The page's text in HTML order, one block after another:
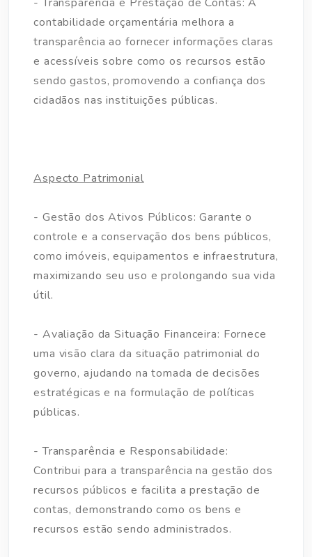
contabilidade orçamentária melhora a
transparência ao fornecer informações claras
e acessíveis sobre como os recursos estão
sendo gastos, promovendo a confiança dos
cidadãos nas instituições públicas.
Aspecto Patrimonial
- Gestão dos Ativos Públicos: Garante o
controle e a conservação dos bens públicos,
como imóveis, equipamentos e infraestrutura,
maximizando seu uso e prolongando sua vida
útil.
- Avaliação da Situação Financeira: Fornece
uma visão clara da situação patrimonial do
governo, ajudando na tomada de decisões
estratégicas e na formulação de políticas
públicas.
- Transparência e Responsabilidade:
Contribui para a transparência na gestão dos
recursos públicos e facilita a prestação de
contas, demonstrando como os bens e
recursos estão sendo administrados.